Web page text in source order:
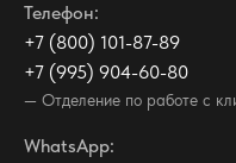
Телефон:
+7 (800) 101-87-89
+7 (995) 904-60-80
— Отделение по работе с
WhatsApp: